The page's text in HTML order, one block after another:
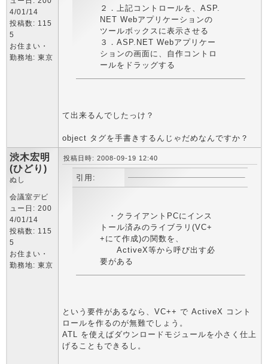
4/01/14
投稿数: 115
5
お住まい・
勤務地: 東京
２．上記コントロールを、ASP.
NET Webアプリケーションの
ツールボックスに表示させる
３．ASP.NET Webアプリケー
ションの画面に、自作コントロ
ールをドラッグする
て出来るんでしたっけ？
object タグを手書きするんじゃだめなんですか？
渋木宏明
(ひどり)
ぬし
会議室デビ
ュー日: 200
4/01/14
投稿数: 115
5
お住まい・
勤務地: 東京
投稿日時: 2008-09-19 12:40
引用:
・クライアントPCにインス
トール済みのライブラリ(VC+
+にて作成)の関数を、
ActiveX等から呼び出す必
要がある
という要件があるなら、VC++ で ActiveX コント
ロールを作るのが無難でしょう。
ATL を使えばダウンロードモジュールを小さく仕上
げることもできるし。